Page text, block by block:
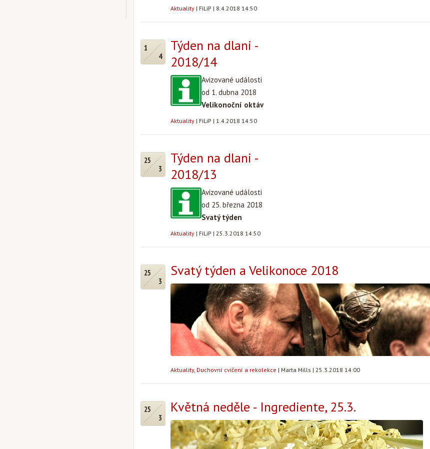
Aktuality | FiLiP | 8.4.2018 14:50
1
4
Týden na dlani -
2018/14
Avizované události
od 1. dubna 2018
Velikonoční oktáv
Aktuality | FiLiP | 1.4.2018 14:50
25
3
Týden na dlani -
2018/13
Avizované události
od 25. března 2018
Svatý týden
Aktuality | FiLiP | 25.3.2018 14:50
25
3
Svatý týden a Velikonoce 2018
Aktuality, Duchovní cvičení a rekolekce | Marta Mills | 25.3.2018 14:00
25
3
Květná neděle - Ingrediente, 25.3.